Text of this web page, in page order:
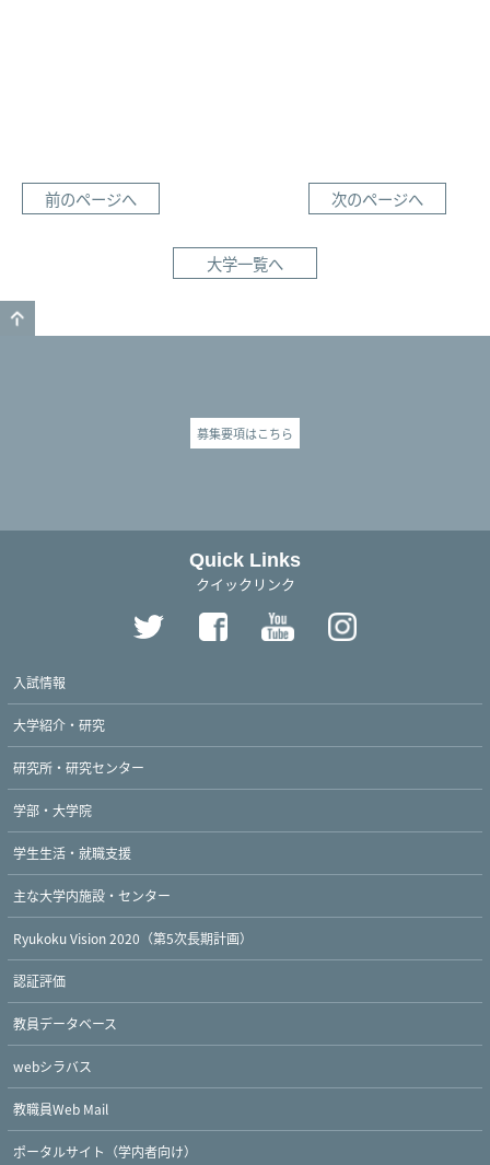
前のページへ 次のページへ
大学一覧へ
募集要項はこちら
Quick Links
クイックリンク
入試情報
大学紹介・研究
研究所・研究センター
学部・大学院
学生生活・就職支援
主な大学内施設・センター
Ryukoku Vision 2020（第5次長期計画）
認証評価
教員データベース
webシラバス
教職員Web Mail
ポータルサイト（学内者向け）